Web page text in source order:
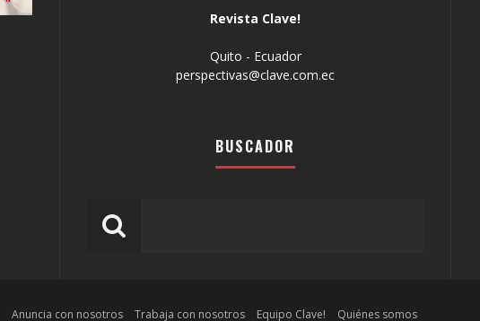
Revista Clave!
Quito - Ecuador
perspectivas@clave.com.ec
BUSCADOR
Anuncia con nosotros Trabaja con nosotros Equipo Clave! Quiénes somos